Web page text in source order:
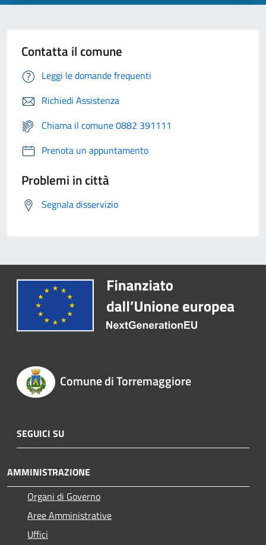
Contatta il comune
Leggi le domande frequenti
Richiedi Assistenza
Chiama il comune 0882 391111
Prenota un appuntamento
Problemi in città
Segnala disservizio
Comune di Torremaggiore
SEGUICI SU
AMMINISTRAZIONE
Organi di Governo
Aree Amministrative
Uffici